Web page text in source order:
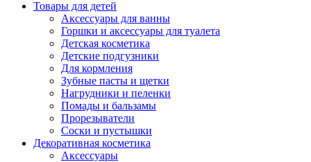
Товары для детей
Аксессуары для ванны
Горшки и аксессуары для туалета
Детская косметика
Детские подгузники
Для кормления
Зубные пасты и щетки
Нагрудники и пеленки
Помады и бальзамы
Прорезыватели
Соски и пустышки
Декоративная косметика
Аксессуары